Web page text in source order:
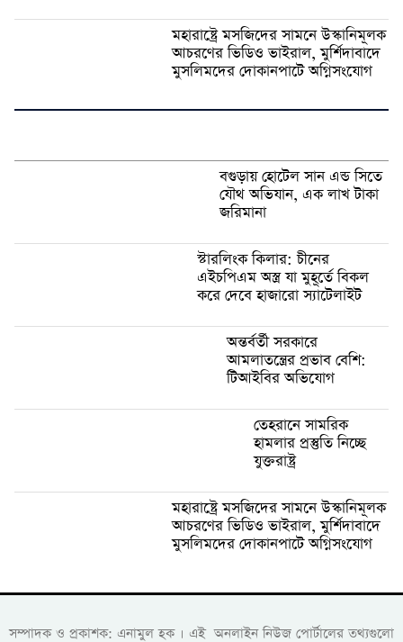
মহারাষ্ট্রে মসজিদের সামনে উস্কানিমূলক
আচরণের ভিডিও ভাইরাল, মুর্শিদাবাদে
মুসলিমদের দোকানপাটে অগ্নিসংযোগ
বগুড়ায় হোটেল সান এন্ড সিতে
যৌথ অভিযান, এক লাখ টাকা
জরিমানা
স্টারলিংক কিলার: চীনের
এইচপিএম অস্ত্র যা মুহূর্তে বিকল
করে দেবে হাজারো স্যাটেলাইট
অন্তর্বর্তী সরকারে
আমলাতন্ত্রের প্রভাব বেশি:
টিআইবির অভিযোগ
তেহরানে সামরিক
হামলার প্রস্তুতি নিচ্ছে
যুক্তরাষ্ট্র
মহারাষ্ট্রে মসজিদের সামনে উস্কানিমূলক
আচরণের ভিডিও ভাইরাল, মুর্শিদাবাদে
মুসলিমদের দোকানপাটে অগ্নিসংযোগ
সম্পাদক ও প্রকাশক: এনামুল হক । এই অনলাইন নিউজ পোর্টালের তথ্যগুলো